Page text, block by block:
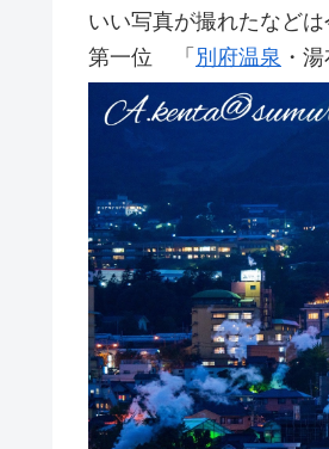
いい写真が撮れたなど
第一位 「 別府温泉 ・